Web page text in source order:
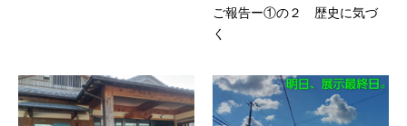
ご報告ー①の２ 歴史に気づ
く